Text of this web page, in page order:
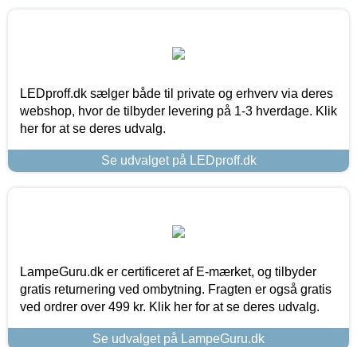
LEDproff.dk sælger både til private og erhverv via deres
webshop, hvor de tilbyder levering på 1-3 hverdage. Klik
her for at se deres udvalg.
Se udvalget på LEDproff.dk
LampeGuru.dk er certificeret af E-mærket, og tilbyder
gratis returnering ved ombytning. Fragten er også gratis
ved ordrer over 499 kr. Klik her for at se deres udvalg.
Se udvalget på LampeGuru.dk